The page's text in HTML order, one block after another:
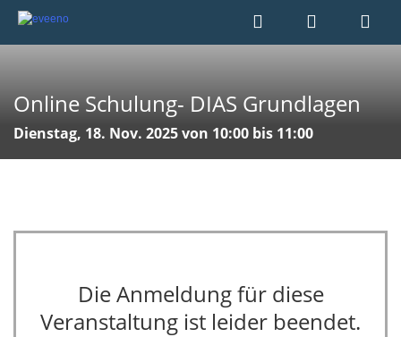
Online Schulung- DIAS Grundlagen
Dienstag, 18. Nov. 2025 von 10:00 bis 11:00
Die Anmeldung für diese
Veranstaltung ist leider beendet.